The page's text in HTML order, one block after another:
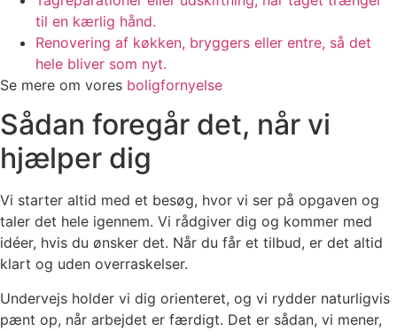
til en kærlig hånd.
Renovering af køkken, bryggers eller entre, så det
hele bliver som nyt.
Se mere om vores boligfornyelse
Sådan foregår det, når vi
hjælper dig
Vi starter altid med et besøg, hvor vi ser på opgaven og
taler det hele igennem. Vi rådgiver dig og kommer med
idéer, hvis du ønsker det. Når du får et tilbud, er det altid
klart og uden overraskelser.
Undervejs holder vi dig orienteret, og vi rydder naturligvis
pænt op, når arbejdet er færdigt. Det er sådan, vi mener,